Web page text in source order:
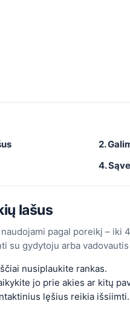
2.
4.
lašus
pagal poreikį – iki
su gydytoju arba
nusiplaukite rankas.
jo prie akies ar kitų
lęšius reikia